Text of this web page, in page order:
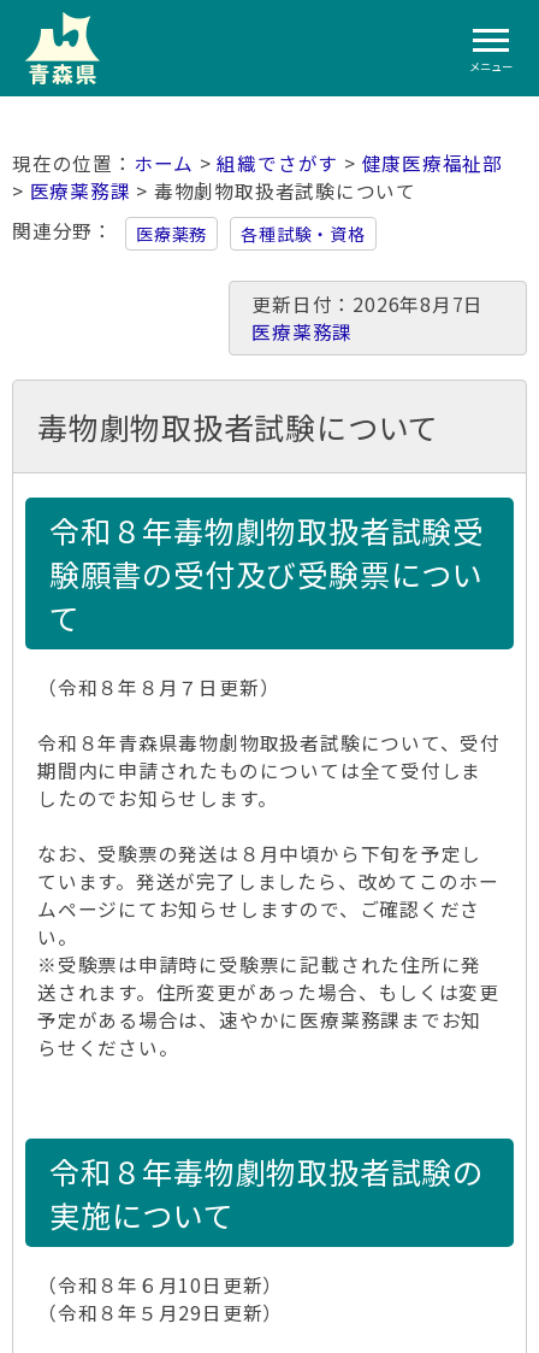
メニュー
ホーム >組織でさがす > 健康医療福祉部
> 医療薬務課 > 毒物劇物取扱者試験について
関連分野
医療薬務 各種試験・資格
更新日付：2026年8月7日
医療薬務課
毒物劇物取扱者試験について
令和８年毒物劇物取扱者試験受
験願書の受付及び受験票につい
て
（令和８年８月７日更新）
令和８年青森県毒物劇物取扱者試験について、受付
期間内に申請されたものについては全て受付しま
したのでお知らせします。
なお、受験票の発送は８月中頃から下旬を予定し
ています。発送が完了しましたら、改めてこのホー
ムページにてお知らせしますので、ご確認くださ
い。
※受験票は申請時に受験票に記載された住所に発
送されます。住所変更があった場合、もしくは変更
予定がある場合は、速やかに医療薬務課までお知
らせください。
令和８年毒物劇物取扱者試験の
実施について
（令和８年６月10日更新）
（令和８年５月29日更新）